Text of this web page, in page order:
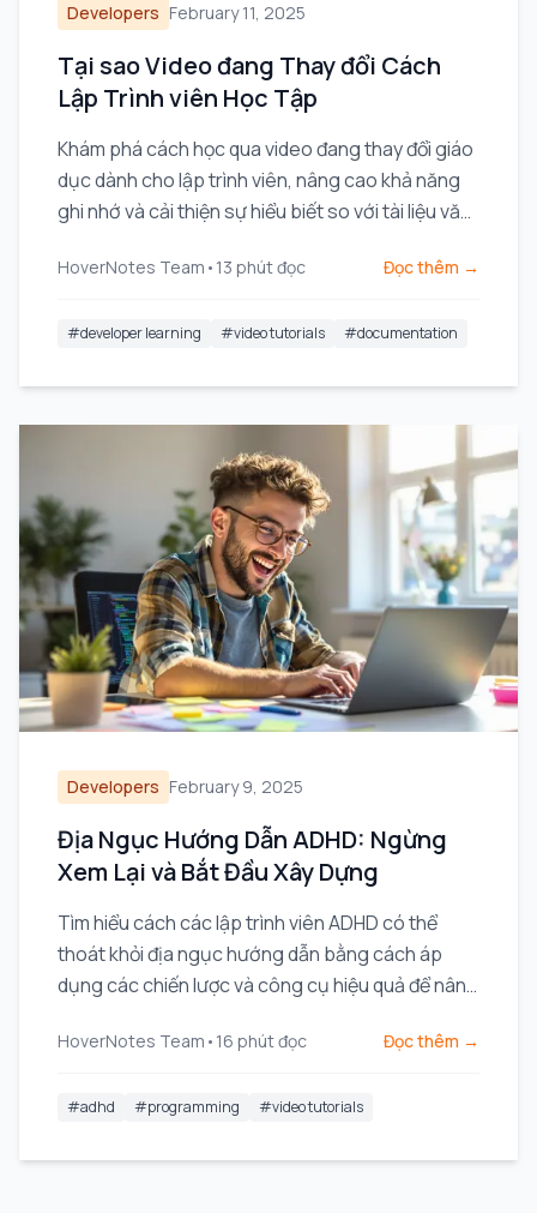
Developers February 11, 2025
Tại sao Video đang Thay đổi Cách
Lập Trình viên Học Tập
Khám phá cách học qua video đang thay đổi giáo
dục dành cho lập trình viên, nâng cao khả năng
ghi nhớ và cải thiện sự hiểu biết so với tài liệu văn
HoverNotes Team • 13 phút đọc Đọc thêm →
#developer learning #video tutorials #documentation
Developers February 9, 2025
Địa Ngục Hướng Dẫn ADHD: Ngừng
Xem Lại và Bắt Đầu Xây Dựng
Tìm hiểu cách các lập trình viên ADHD có thể
thoát khỏi địa ngục hướng dẫn bằng cách áp
dụng các chiến lược và công cụ hiệu quả để nâng
HoverNotes Team • 16 phút đọc Đọc thêm →
#adhd #programming #video tutorials